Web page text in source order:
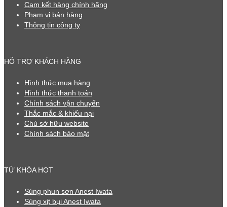
Cam kết hàng chính hãng
Phạm vi bán hàng
Thông tin công ty
HỖ TRỢ KHÁCH HÀNG
Hình thức mua hàng
Hình thức thanh toán
Chính sách vận chuyển
Thắc mắc & khiếu nại
Chủ sở hữu website
Chính sách bảo mật
TỪ KHÓA HOT
Súng phun sơn Anest Iwata
Súng xịt bụi Anest Iwata